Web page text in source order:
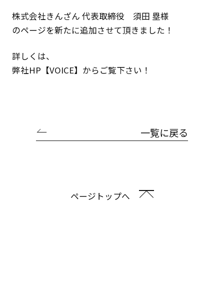
株式会社きんざん 代表取締役 須田 塁様
のページを新たに追加させて頂きました！
詳しくは、
弊社HP 【VOICE】 からご覧下さい！
一覧に戻る
ページトップへ